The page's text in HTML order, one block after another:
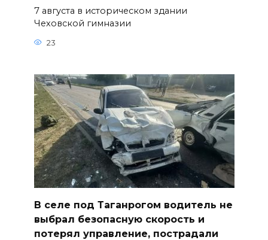
7 августа в историческом здании
Чеховской гимназии
23
В селе под Таганрогом водитель не
выбрал безопасную скорость и
потерял управление, пострадали